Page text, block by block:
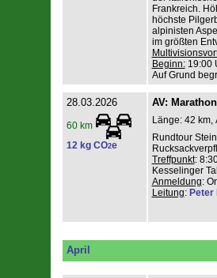
Frankreich.
höchste
alpinisten
im größten
Beginn:19:00
Auf Grund
28.03.2026
60 km
12 kg CO2e
AV:
Länge: 42 km,
Rundtour
Treffpunkt:
Kesselinger
Anmeldung:
Leitung: Peter
April